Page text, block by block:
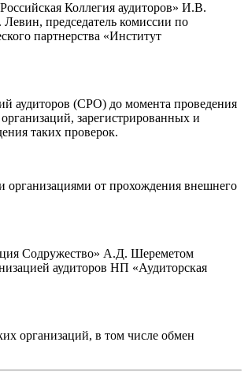
Коллегия аудиторов» И.В.
Левин, председатель комиссии по
партнерства «Институт
аудиторов (СРО) до момента проведения
зарегистрированных и
таких проверок.
организациями от прохождения внешнего
Содружество» А.Д. Шереметом
аудиторов НП «Аудиторская
организаций, в том числе обмен